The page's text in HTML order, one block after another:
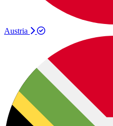
Austria